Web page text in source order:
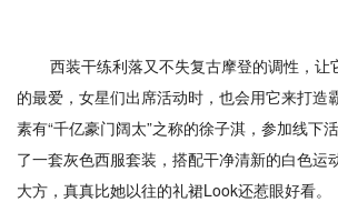
西装干练利落又不失复古摩登的调性，让
的最爱，女星们出席活动时，也会用它来打造
素有“千亿豪门阔太”之称的徐子淇，参加线下
了一套灰色西服套装，搭配干净清新的白色运
大方，真真比她以往的礼裙Look还惹眼好看。